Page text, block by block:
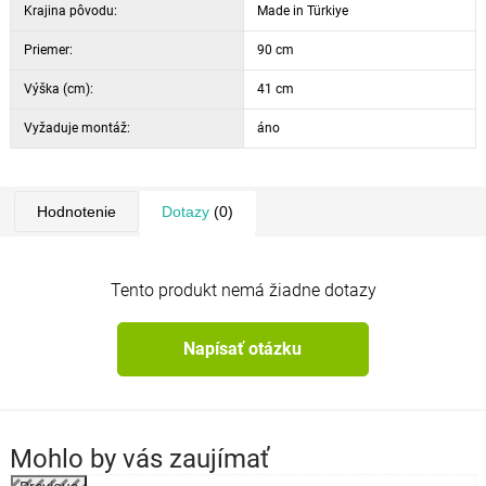
Krajina pôvodu: Made in Türkiye
Priemer: 90 cm
Výška (cm): 41 cm
Vyžaduje montáž: áno
Hodnotenie Dotazy(0)
Tento produkt nemá žiadne dotazy
Napísať otázku
Mohlo by vás zaujímať